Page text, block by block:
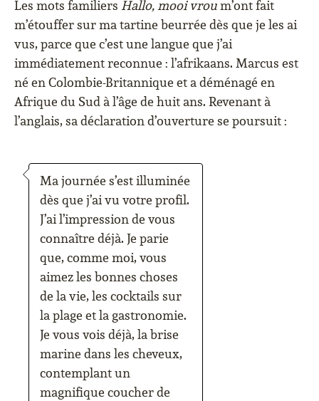
Les mots familiers Hallo, mooi vroum’ont fait
m’étouffer sur ma tartine beurrée dès que je les ai
vus, parce que c’est une langue que j’ai
immédiatement reconnue : l’afrikaans. Marcus est
né en Colombie-Britannique et a déménagé en
Afrique du Sud à l’âge de huit ans. Revenant à
l’anglais, sa déclaration d’ouverture se poursuit :
Ma journée s’est illuminée
dès que j’ai vu votre profil.
J’ai l’impression de vous
connaître déjà. Je parie
que, comme moi, vous
aimez les bonnes choses
de la vie, les cocktails sur
la plage et la gastronomie.
Je vous vois déjà, la brise
marine dans les cheveux,
contemplant un
magnifique coucher de